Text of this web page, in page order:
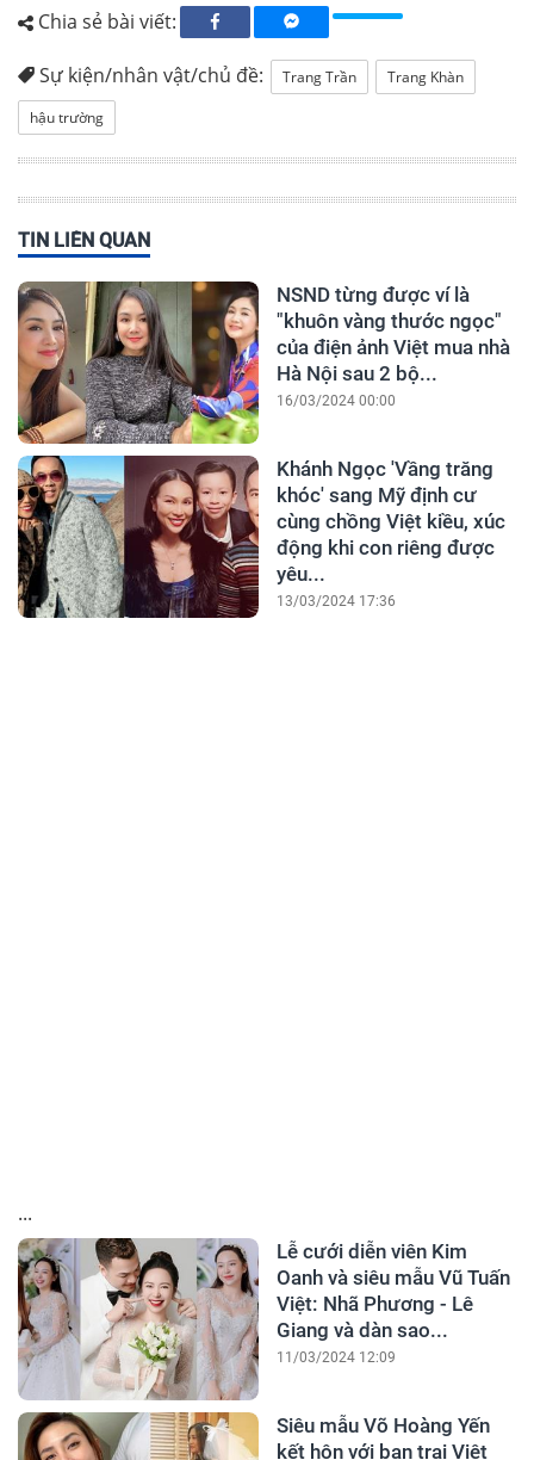
Chia sẻ bài viết:
Sự kiện/nhân vật/chủ đề: Trang Trần
Trang Khàn
hậu trường
TIN LIÊN QUAN
NSND từng được ví là
"khuôn vàng thước ngọc"
của điện ảnh Việt mua nhà
Hà Nội sau 2 bộ...
16/03/2024 00:00
Khánh Ngọc 'Vầng trăng
khóc' sang Mỹ định cư
cùng chồng Việt kiều, xúc
động khi con riêng được
yêu...
13/03/2024 17:36
...
Lễ cưới diễn viên Kim
Oanh và siêu mẫu Vũ Tuấn
Việt: Nhã Phương - Lê
Giang và dàn sao...
11/03/2024 12:09
Siêu mẫu Võ Hoàng Yến
kết hôn với bạn trai Việt